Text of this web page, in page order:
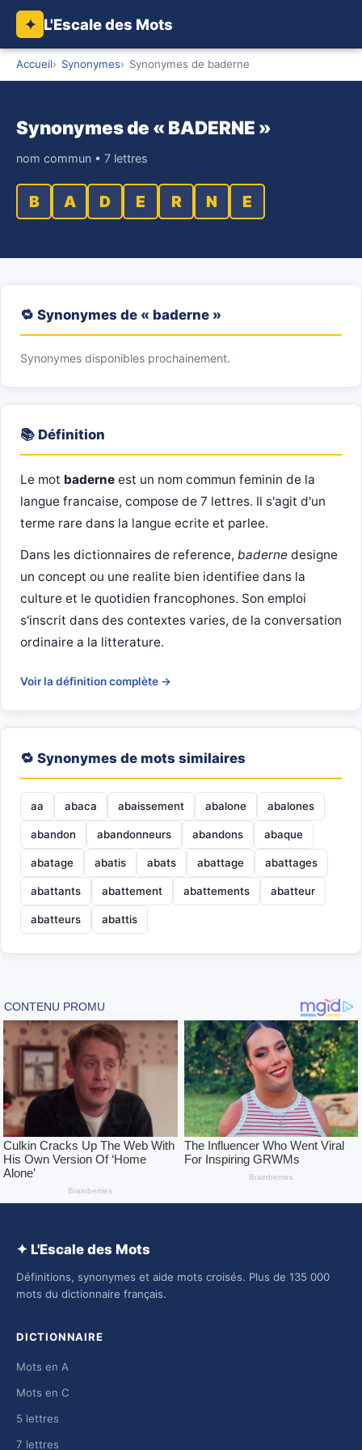
✦ L'Escale des Mots
Accueil Synonymes Synonymes de baderne
Synonymes de « BADERNE »
nom commun • 7 lettres
B A D E R N E
🔁 Synonymes de « baderne »
Synonymes disponibles prochainement.
📚 Définition
Le mot baderne est un nom commun feminin de la
langue francaise, compose de 7 lettres. Il s'agit d'un
terme rare dans la langue ecrite et parlee.
Dans les dictionnaires de reference, baderne designe
un concept ou une realite bien identifiee dans la
culture et le quotidien francophones. Son emploi
s'inscrit dans des contextes varies, de la conversation
ordinaire a la litterature.
Voir la définition complète →
🔁 Synonymes de mots similaires
aa abaca abaissement abalone abalones
abandon abandonneurs abandons abaque
abatage abatis abats abattage abattages
abattants abattement abattements abatteur
abatteurs abattis
✦ L'Escale des Mots
Définitions, synonymes et aide mots croisés. Plus de 135 000
mots du dictionnaire français.
DICTIONNAIRE
Mots en A
Mots en C
5 lettres
7 lettres